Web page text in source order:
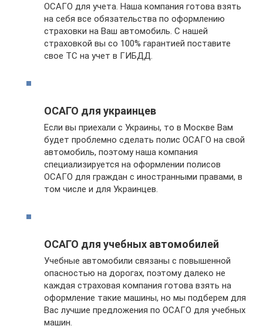
ОСАГО для учета. Наша компания готова взять
на себя все обязательства по оформлению
страховки на Ваш автомобиль. С нашей
страховкой вы со 100% гарантией поставите
свое ТС на учет в ГИБДД.
ОСАГО для украинцев
Если вы приехали с Украины, то в Москве Вам
будет проблемно сделать полис ОСАГО на свой
автомобиль, поэтому наша компания
специализируется на оформлении полисов
ОСАГО для граждан с иностранными правами, в
том числе и для Украинцев.
ОСАГО для учебных автомобилей
Учебные автомобили связаны с повышенной
опасностью на дорогах, поэтому далеко не
каждая страховая компания готова взять на
оформление такие машины, но мы подберем для
Вас лучшие предложения по ОСАГО для учебных
машин.